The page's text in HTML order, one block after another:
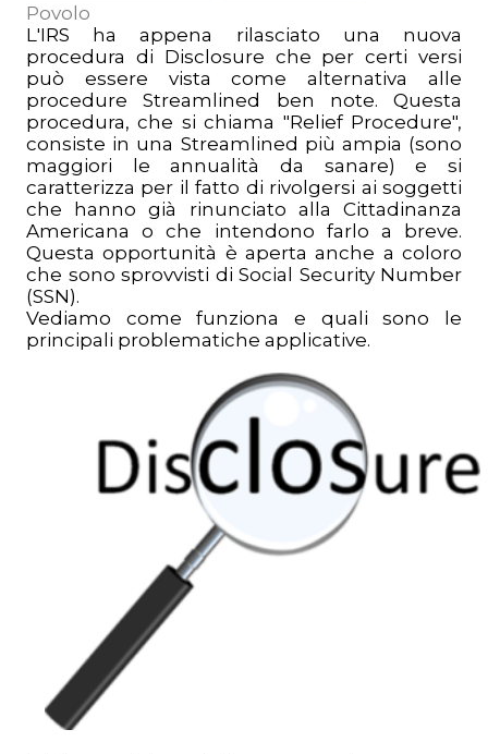
Povolo
L'IRS ha appena rilasciato una nuova
procedura di Disclosure che per certi versi
può essere vista come alternativa alle
procedure Streamlined ben note. Questa
procedura, che si chiama "Relief Procedure",
consiste in una Streamlined più ampia (sono
maggiori le annualità da sanare) e si
caratterizza per il fatto di rivolgersi ai soggetti
che hanno già rinunciato alla Cittadinanza
Americana o che intendono farlo a breve.
Questa opportunità è aperta anche a coloro
che sono sprovvisti di Social Security Number
(SSN).
Vediamo come funziona e quali sono le
principali problematiche applicative.